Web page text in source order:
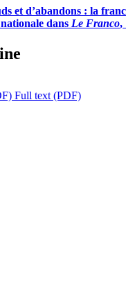
et d’abandons : la
dans Le Franco,
Full text (PDF)